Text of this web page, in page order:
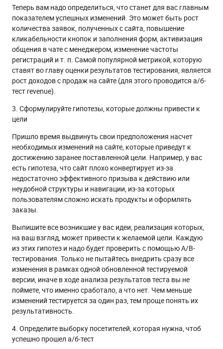
Теперь вам надо определиться, что станет для вас главным
показателем успешных изменений. Это может быть рост
количества заявок, полученных с сайта, повышение
кликабельности кнопок и заполнения форм, активизация
общения в чате с менеджером, изменение частоты
регистраций и т. п. Самой популярной метрикой, которую
ставят во главу оценки результатов тестирования, является
рост доходов с продаж на сайте (для этого проводится а/б-
тест revenue).
3. Сформулируйте гипотезы, которые должны привести к
цели
Пришло время выдвинуть свои предположения насчет
необходимых изменений на сайте, которые приведут к
достижению заранее поставленной цели. Например, у вас
есть гипотеза, что сайт плохо конвертирует из-за
недостаточно эффективного призыва к действию или
неудобной структуры и навигации, из-за которых
пользователям сложно искать продукты и оформлять
заказы.
Выпишите все возникшие у вас идеи, реализация которых,
на ваш взгляд, может привести к желаемой цели. Каждую
из этих гипотез и надо будет проверить с помощью A/B-
тестирования. Только не пытайтесь внедрить сразу все
изменения в рамках одной обновленной тестируемой
версии, иначе в ходе анализа результатов теста вы не
поймете, что именно сработало, а что нет. Чем меньше
изменений тестируется за один раз, тем проще понять их
результативность.
4. Определите выборку посетителей, которая нужна, чтоб
успешно прошел а/б-тест